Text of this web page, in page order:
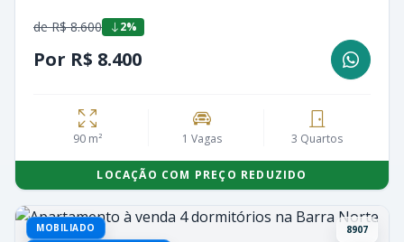
de R$ 8.600 2%
Por R$ 8.400
90 m² 1 Vagas 3 Quartos
LOCAÇÃO COM PREÇO REDUZIDO
MOBILIADO
8907